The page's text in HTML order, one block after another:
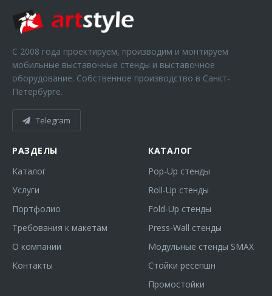
С 2008 года проектируем, производим и монтируем
мобильные выставочные стенды и выставочное
оборудование. Собственное производство в Санкт-
Петербурге.
Telegram
РАЗДЕЛЫ
Каталог
Услуги
Портфолио
Требования к макетам
О компании
Контакты
КАТАЛОГ
Pop-Up стенды
Roll-Up стенды
Fold-Up стенды
Press-Wall стенды
Модульные стенды SMAX
Стойки ресепшн
Промостойки